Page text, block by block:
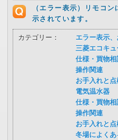
（エラー表示）リモコ
示されています。
カテゴリー：
エラー表示
三菱エコキュ
仕様・買物相
操作関連
お手入れと点
電気温水器
仕様・買物相
操作関連
お手入れと点
冬場によくあ